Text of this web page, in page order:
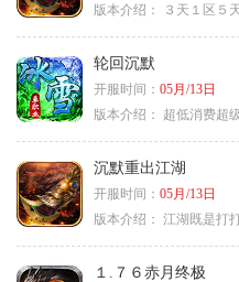
版本介绍：
３天１区５
轮回沉默
开服时间： 05月/13日
版本介绍：
超低消费超
沉默重出江湖
开服时间： 05月/13日
版本介绍： 江湖既是打
１.７６赤月终极